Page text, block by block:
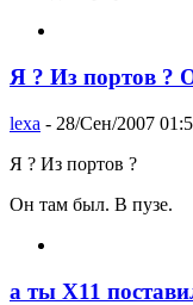
Я ? Из портов ?
lexa - 28/Сен/2007
Я ? Из портов ?
Он там был. В пузе.
а ты X11